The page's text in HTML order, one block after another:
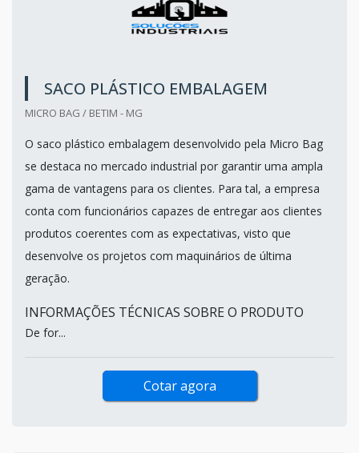
SACO PLÁSTICO EMBALAGEM
MICRO BAG / BETIM - MG
O saco plástico embalagem desenvolvido pela Micro Bag
se destaca no mercado industrial por garantir uma ampla
gama de vantagens para os clientes. Para tal, a empresa
conta com funcionários capazes de entregar aos clientes
produtos coerentes com as expectativas, visto que
desenvolve os projetos com maquinários de última
geração.
INFORMAÇÕES TÉCNICAS SOBRE O PRODUTO
De for...
Cotar agora